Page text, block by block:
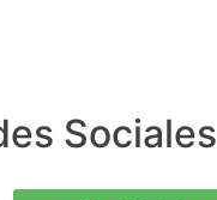
Sociales